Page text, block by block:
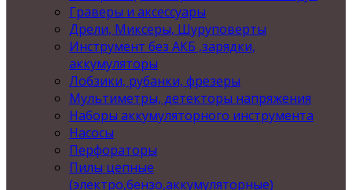
Граверы и аксессуары
Дрели, Миксеры, Шуруповерты
Инструмент без АКБ ,зарядки,
аккумуляторы
Лобзики, рубанки, фрезеры
Мультиметры, детекторы напряжения
Наборы аккумуляторного инструмента
Насосы
Перфораторы
Пилы цепные
(электро,бензо,аккумуляторные)